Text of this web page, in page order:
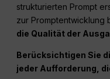
strukturierten Prompt
zur Promptentwicklung
die Qualität der
Berücksichtigen Sie
jeder Aufforderung,